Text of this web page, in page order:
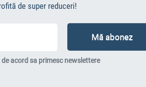
de super reduceri!
acord sa primesc newslettere